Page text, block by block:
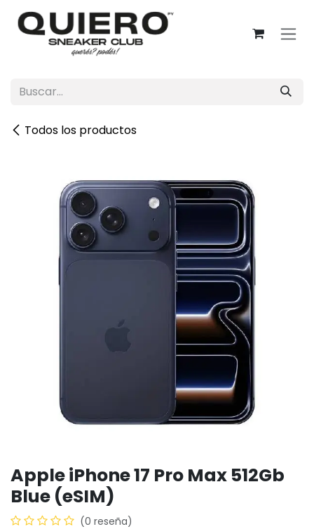
Ir al contenido
Todos los productos
Apple iPhone 17 Pro Max 512Gb
Blue (eSIM)
(0 reseña)